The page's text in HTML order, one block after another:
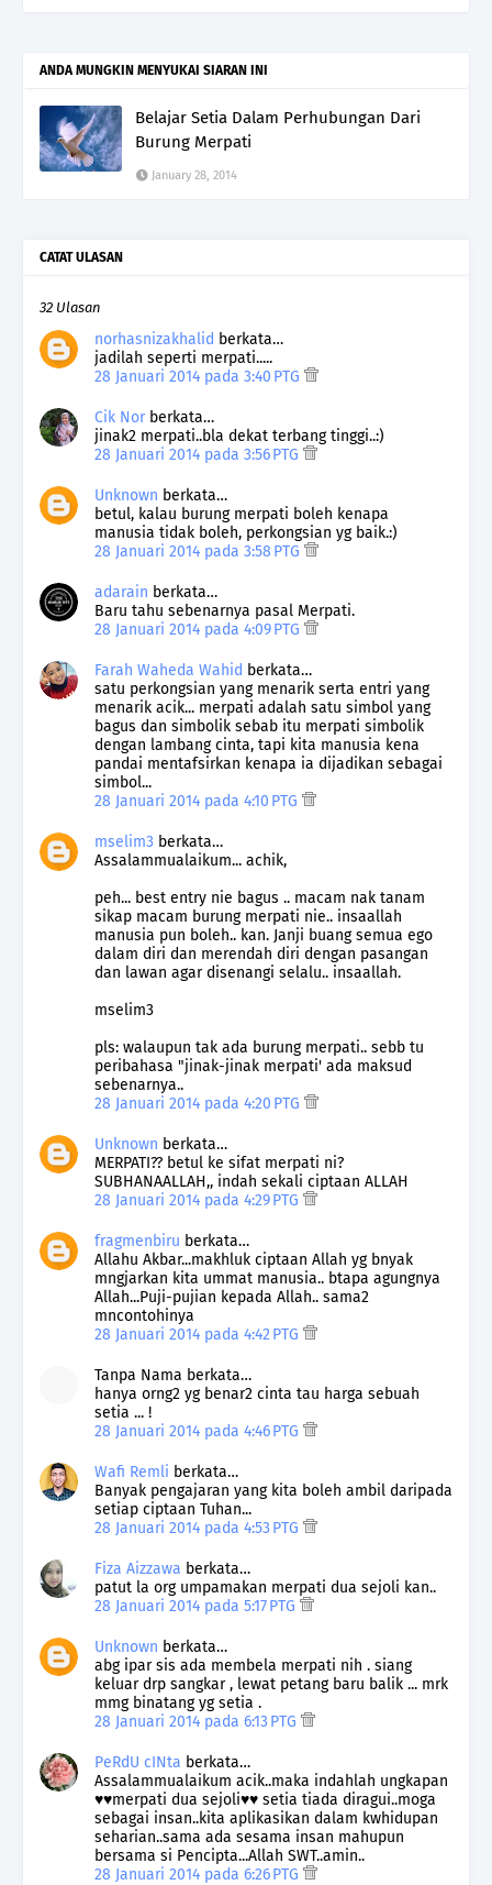
ANDA MUNGKIN MENYUKAI SIARAN INI
Belajar Setia Dalam Perhubungan Dari
Burung Merpati
January 28, 2014
CATAT ULASAN
32 Ulasan
norhasnizakhalid berkata…
jadilah seperti merpati.....
28 Januari 2014 pada 3:40 PTG
Cik Norberkata…
jinak2 merpati..bla dekat terbang tinggi..:)
28 Januari 2014 pada 3:56 PTG
Unknown berkata…
betul, kalau burung merpati boleh kenapa
manusia tidak boleh, perkongsian yg baik.:)
28 Januari 2014 pada 3:58 PTG
adarain berkata…
Baru tahu sebenarnya pasal Merpati.
28 Januari 2014 pada 4:09 PTG
Farah Waheda Wahid berkata…
satu perkongsian yang menarik serta entri yang
menarik acik... merpati adalah satu simbol yang
bagus dan simbolik sebab itu merpati simbolik
dengan lambang cinta, tapi kita manusia kena
pandai mentafsirkan kenapa ia dijadikan sebagai
simbol...
28 Januari 2014 pada 4:10 PTG
mselim3 berkata…
Assalammualaikum... achik,
peh... best entry nie bagus .. macam nak tanam
sikap macam burung merpati nie.. insaallah
manusia pun boleh.. kan. Janji buang semua ego
dalam diri dan merendah diri dengan pasangan
dan lawan agar disenangi selalu.. insaallah.
mselim3
pls: walaupun tak ada burung merpati.. sebb tu
peribahasa "jinak-jinak merpati' ada maksud
sebenarnya..
28 Januari 2014 pada 4:20 PTG
Unknown berkata…
MERPATI?? betul ke sifat merpati ni?
SUBHANAALLAH,, indah sekali ciptaan ALLAH
28 Januari 2014 pada 4:29 PTG
fragmenbiru berkata…
Allahu Akbar...makhluk ciptaan Allah yg bnyak
mngjarkan kita ummat manusia.. btapa agungnya
Allah...Puji-pujian kepada Allah.. sama2
mncontohinya
28 Januari 2014 pada 4:42 PTG
Tanpa Nama berkata…
hanya orng2 yg benar2 cinta tau harga sebuah
setia ... !
28 Januari 2014 pada 4:46 PTG
Wafi Remli berkata…
Banyak pengajaran yang kita boleh ambil daripada
setiap ciptaan Tuhan...
28 Januari 2014 pada 4:53 PTG
Fiza Aizzawa berkata…
patut la org umpamakan merpati dua sejoli kan..
28 Januari 2014 pada 5:17 PTG
Unknown berkata…
abg ipar sis ada membela merpati nih . siang
keluar drp sangkar , lewat petang baru balik ... mrk
mmg binatang yg setia .
28 Januari 2014 pada 6:13 PTG
PeRdU cINta berkata…
Assalammualaikum acik..maka indahlah ungkapan
♥♥merpati dua sejoli♥♥ setia tiada diragui..moga
sebagai insan..kita aplikasikan dalam kwhidupan
seharian..sama ada sesama insan mahupun
bersama si Pencipta...Allah SWT..amin..
28 Januari 2014 pada 6:26 PTG